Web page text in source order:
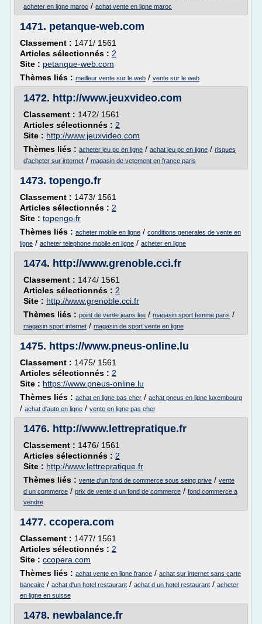
acheter en ligne maroc / achat vente en ligne maroc
1471. petanque-web.com
Classement : 1471/ 1561
Articles sélectionnés : 2
Site : petanque-web.com
Thèmes liés : meilleur vente sur le web / vente sur le web
1472. http://www.jeuxvideo.com
Classement : 1472/ 1561
Articles sélectionnés : 2
Site : http://www.jeuxvideo.com
Thèmes liés : acheter jeu pc en ligne / achat jeu pc en ligne / risques
d'acheter sur internet / magasin de vetement en france paris
1473. topengo.fr
Classement : 1473/ 1561
Articles sélectionnés : 2
Site : topengo.fr
Thèmes liés : acheter mobile en ligne / conditions generales de vente en
ligne / acheter telephone mobile en ligne / acheter en ligne
1474. http://www.grenoble.cci.fr
Classement : 1474/ 1561
Articles sélectionnés : 2
Site : http://www.grenoble.cci.fr
Thèmes liés : point de vente jeans lee / magasin sport femme paris /
magasin sport internet / magasin de sport vente en ligne
1475. https://www.pneus-online.lu
Classement : 1475/ 1561
Articles sélectionnés : 2
Site : https://www.pneus-online.lu
Thèmes liés : achat en ligne pas cher / achat pneus en ligne luxembourg
/ achat d'auto en ligne / vente en ligne pas cher
1476. http://www.lettrepratique.fr
Classement : 1476/ 1561
Articles sélectionnés : 2
Site : http://www.lettrepratique.fr
Thèmes liés : vente d'un fond de commerce sous seing prive / vente
d un commerce / prix de vente d un fond de commerce / fond commerce a
vendre
1477. ccopera.com
Classement : 1477/ 1561
Articles sélectionnés : 2
Site : ccopera.com
Thèmes liés : achat vente en ligne france / achat sur internet sans carte
bancaire / achat d'un hotel restaurant / achat d un hotel restaurant / acheter
en ligne en suisse
1478. newbalance.fr